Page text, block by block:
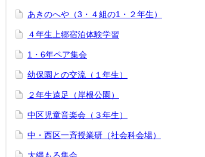
あきのへや（3・４組の1・２年生）
４年生上郷宿泊体験学習
1・6年ペア集会
幼保園との交流（１年生）
２年生遠足（岸根公園）
中区児童音楽会（３年生）
中・西区一斉授業研（社会科会場）